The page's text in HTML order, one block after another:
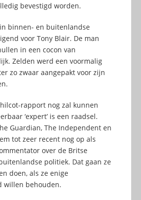
bevestigd worden.
binnen- en buitenlandse
voor Tony Blair. De man
in een cocon van
Zelden werd een voormalig
zo zwaar aangepakt voor zijn
rapport nog zal kunnen
‘expert’ is een raadsel.
Guardian, The Independent en
tot zeer recent nog op als
over de Britse
politiek. Dat gaan ze
doen, als ze enige
willen behouden.